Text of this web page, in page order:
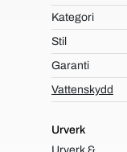
Kategori
Stil
Garanti
Vattenskydd
Urverk